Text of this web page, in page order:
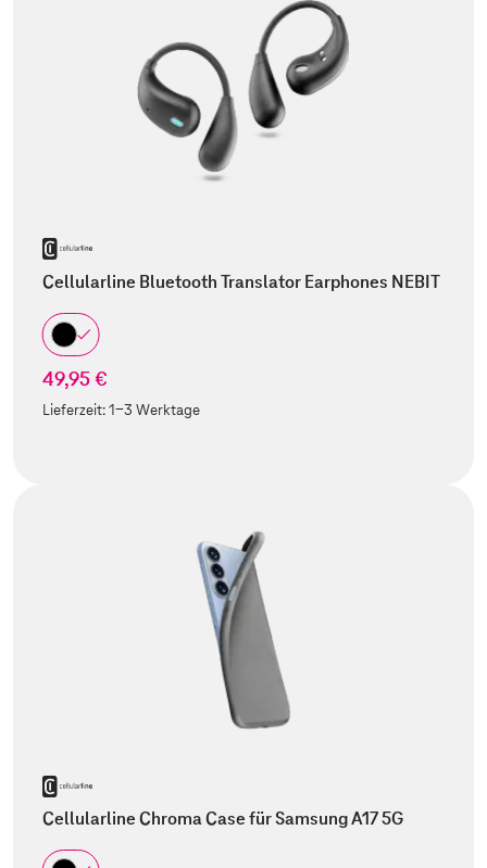
Cellularline Bluetooth Translator Earphones NEBIT
49,95 €
Lieferzeit:1-3 Werktage
Cellularline Chroma Case für Samsung A17 5G